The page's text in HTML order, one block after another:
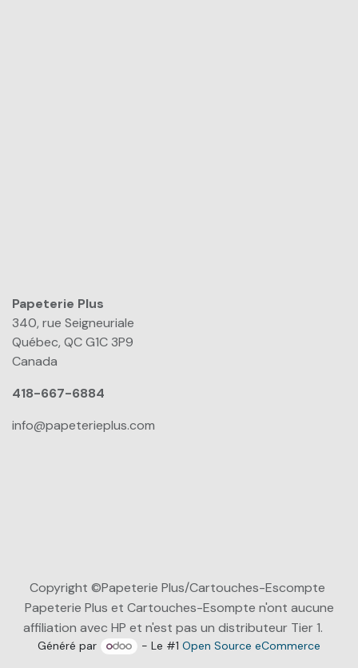
Papeterie Plus​
340, rue Seigneuriale
Québec, QC G1C 3P9
Canada
418-667-6884
info@papeterieplus.com
Copyright ©Papeterie Plus/Cartouches-Escompte
Papeterie Plus et Cartouches-Esompte n'ont aucune
affiliation avec HP et n'est pas un distributeur Tier 1.
Généré par - Le #1Open Source eCommerce